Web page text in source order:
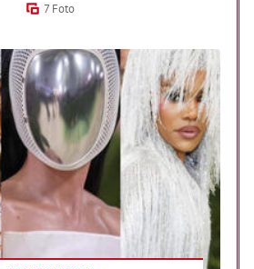
7 Foto